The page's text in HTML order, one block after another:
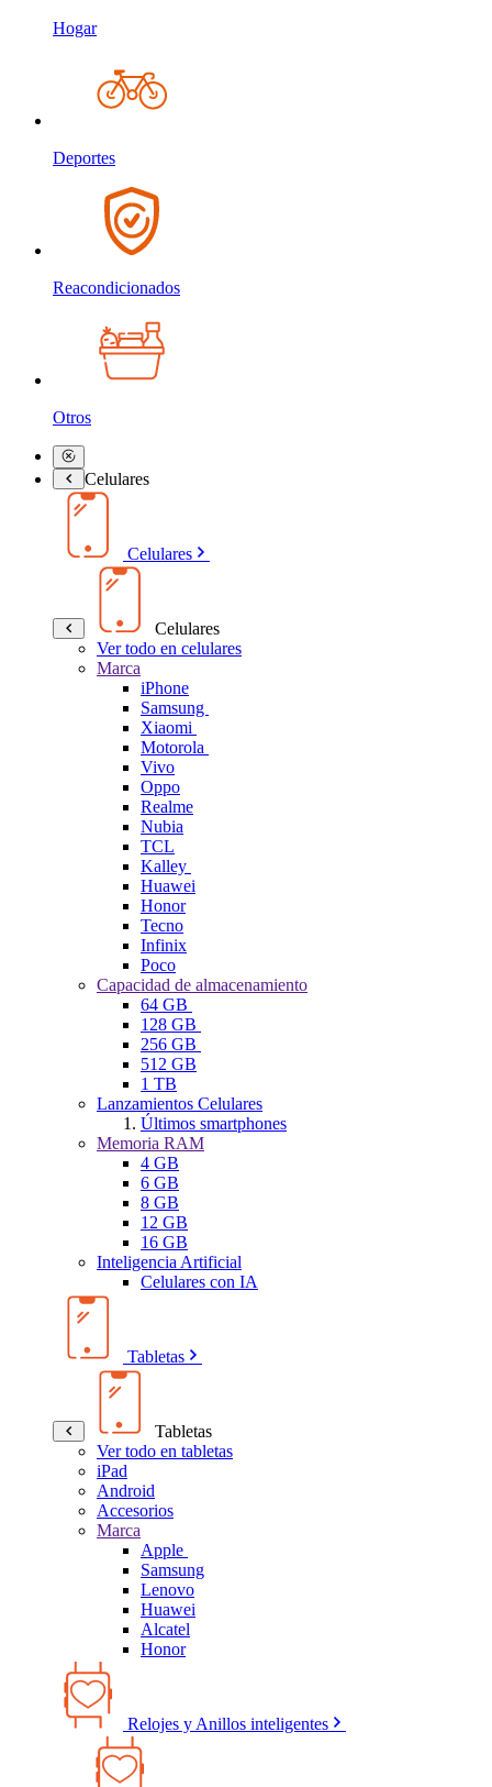
Hogar
Deportes
Reacondicionados
Otros
Celulares
Celulares
Celulares
Ver todo en celulares
Marca
iPhone
Samsung
Xiaomi
Motorola
Vivo
Oppo
Realme
Nubia
TCL
Kalley
Huawei
Honor
Tecno
Infinix
Poco
Capacidad de almacenamiento
64 GB
128 GB
256 GB
512 GB
1 TB
Lanzamientos Celulares
Últimos smartphones
Memoria RAM
4 GB
6 GB
8 GB
12 GB
16 GB
Inteligencia Artificial
Celulares con IA
Tabletas
Tabletas
Ver todo en tabletas
iPad
Android
Accesorios
Marca
Apple
Samsung
Lenovo
Huawei
Alcatel
Honor
Relojes y Anillos inteligentes